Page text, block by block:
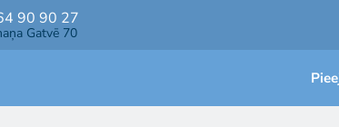
90 90 27
Gatvē 70